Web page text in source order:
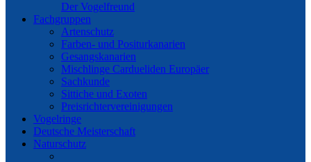
Der Vogelfreund
Fachgruppen
Artenschutz
Farben- und Positurkanarien
Gesangskanarien
Mischlinge Cardueliden Europäer
Sachkunde
Sittiche und Exoten
Preisrichtervereinigungen
Vogelringe
Deutsche Meisterschaft
Naturschutz